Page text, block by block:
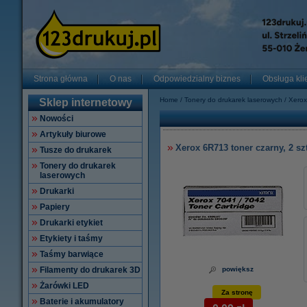
Strona główna O nas Odpowiedzialny biznes Obsługa
Sklep internetowy
Nowości
Artykuły biurowe
Tusze do drukarek
Tonery do drukarek
laserowych
Drukarki
Papiery
Drukarki etykiet
Etykiety i taśmy
Taśmy barwiące
Filamenty do drukarek 3D
Żarówki LED
Baterie i akumulatory
Home Tonery do drukarek laserowych Xerox
Xerox 6R713 toner czarny, 2
powiększ
Za stronę